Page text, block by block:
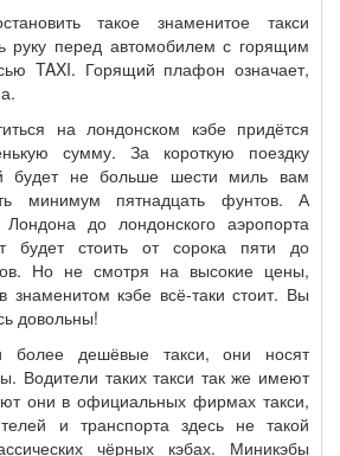
такое знаменитое такси
руку перед автомобилем с горящим
TAXI. Горящий плафон означает,
на лондонском кэбе придётся
сумму. За короткую поездку
будет не больше шести миль вам
минимум пятнадцать фунтов. А
до лондонского аэропорта
будет стоить от сорока пяти до
Но не смотря на высокие цены,
знаменитом кэбе всё-таки стоит. Вы
довольны!
дешёвые такси, они носят
Водители таких такси так же имеют
они в официальных фирмах такси,
и транспорта здесь не такой
чёрных кэбах. Миникэбы